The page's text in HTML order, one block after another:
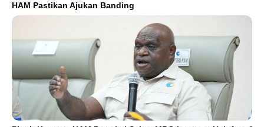
HAM Pastikan Ajukan Banding